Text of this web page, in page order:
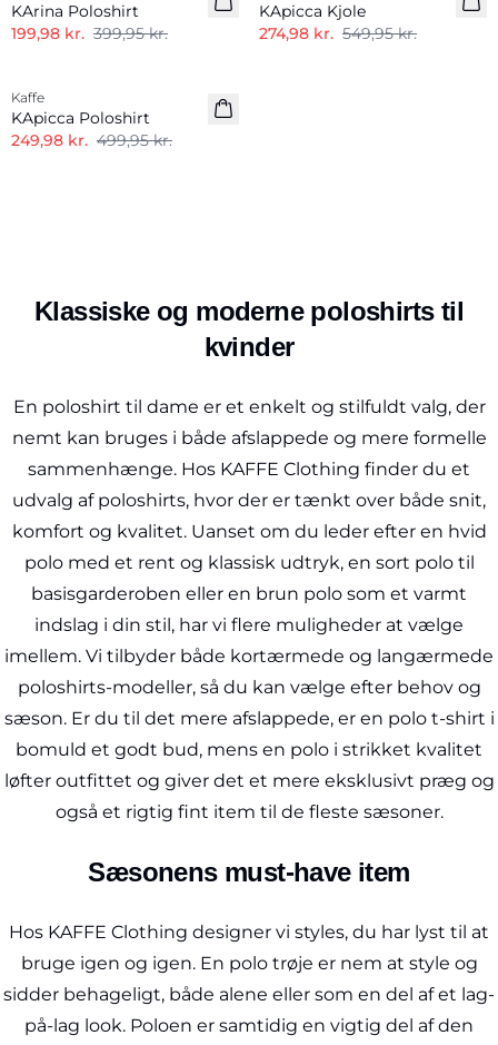
KArina Poloshirt
199,98 kr. 399,95 kr.
KApicca Kjole
274,98 kr. 549,95 kr.
Kaffe
KApicca Poloshirt
249,98 kr. 499,95 kr.
Klassiske og moderne poloshirts til
kvinder
En poloshirt til dame er et enkelt og stilfuldt valg, der
nemt kan bruges i både afslappede og mere formelle
sammenhænge. Hos KAFFE Clothing finder du et
udvalg af poloshirts, hvor der er tænkt over både snit,
komfort og kvalitet. Uanset om du leder efter en hvid
polo med et rent og klassisk udtryk, en sort polo til
basisgarderoben eller en brun polo som et varmt
indslag i din stil, har vi flere muligheder at vælge
imellem. Vi tilbyder både kortærmede og langærmede
poloshirts-modeller, så du kan vælge efter behov og
sæson. Er du til det mere afslappede, er en polo t-shirt i
bomuld et godt bud, mens en polo i strikket kvalitet
løfter outfittet og giver det et mere eksklusivt præg og
også et rigtig fint item til de fleste sæsoner.
Sæsonens must-have item
Hos KAFFE Clothing designer vi styles, du har lyst til at
bruge igen og igen. En polo trøje er nem at style og
sidder behageligt, både alene eller som en del af et lag-
på-lag look. Poloen er samtidig en vigtig del af den